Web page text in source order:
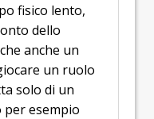
fisico lento,
dello
anche un
un ruolo
solo di un
esempio